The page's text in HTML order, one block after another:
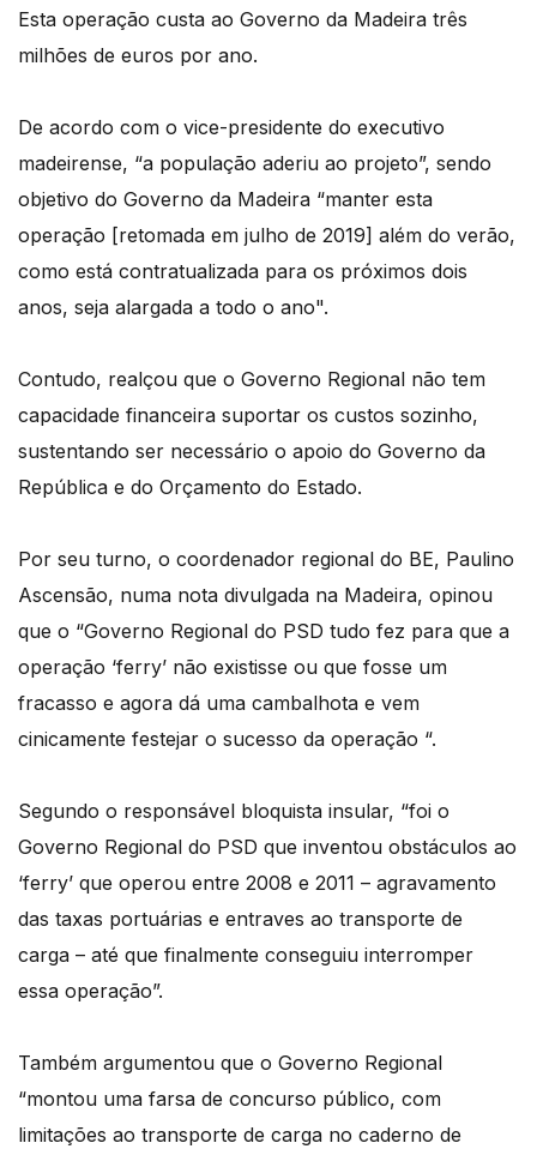
Esta operação custa ao Governo da Madeira três
milhões de euros por ano.
De acordo com o vice-presidente do executivo
madeirense, “a população aderiu ao projeto”, sendo
objetivo do Governo da Madeira “manter esta
operação [retomada em julho de 2019] além do verão,
como está contratualizada para os próximos dois
anos, seja alargada a todo o ano".
Contudo, realçou que o Governo Regional não tem
capacidade financeira suportar os custos sozinho,
sustentando ser necessário o apoio do Governo da
República e do Orçamento do Estado.
Por seu turno, o coordenador regional do BE, Paulino
Ascensão, numa nota divulgada na Madeira, opinou
que o “Governo Regional do PSD tudo fez para que a
operação ‘ferry’ não existisse ou que fosse um
fracasso e agora dá uma cambalhota e vem
cinicamente festejar o sucesso da operação “.
Segundo o responsável bloquista insular, “foi o
Governo Regional do PSD que inventou obstáculos ao
‘ferry’ que operou entre 2008 e 2011 – agravamento
das taxas portuárias e entraves ao transporte de
carga – até que finalmente conseguiu interromper
essa operação”.
Também argumentou que o Governo Regional
“montou uma farsa de concurso público, com
limitações ao transporte de carga no caderno de